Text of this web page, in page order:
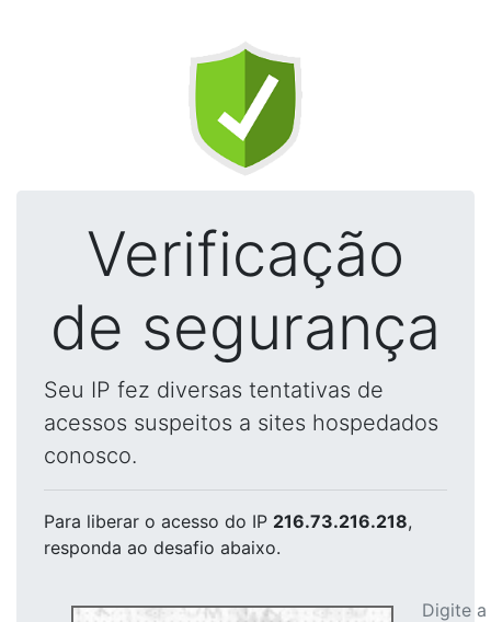
Verificação
de segurança
Seu IP fez diversas tentativas de
acessos suspeitos a sites hospedados
conosco.
Para liberar o acesso do IP 216.73.216.218,
responda ao desafio abaixo.
Digite